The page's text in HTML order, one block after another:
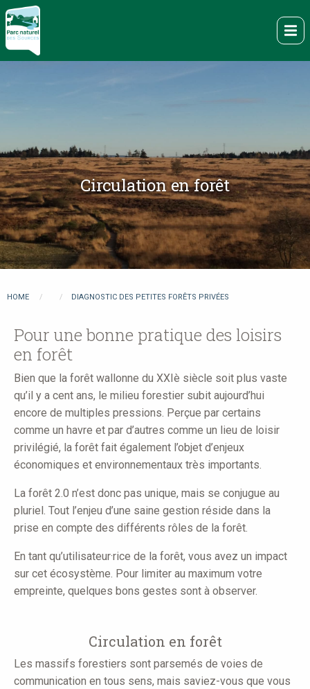
Overslaan
en
naar
de
Circulation en forêt
are
HOME DIAGNOSTIC DES PETITES FORÊTS PRIVÉES
Pour une bonne pratique des loisirs
en forêt
Bien que la forêt wallonne du XXIè siècle soit plus vaste
qu’il y a cent ans, le milieu forestier subit aujourd’hui
encore de multiples pressions. Perçue par certains
comme un havre et par d’autres comme un lieu de loisir
privilégié, la forêt fait également l’objet d’enjeux
économiques et environnementaux très importants.
La forêt 2.0 n’est donc pas unique, mais se conjugue au
pluriel. Tout l’enjeu d’une saine gestion réside dans la
prise en compte des différents rôles de la forêt.
En tant qu’utilisateur·rice de la forêt, vous avez un impact
sur cet écosystème. Pour limiter au maximum votre
empreinte, quelques bons gestes sont à observer.
Circulation en forêt
Les massifs forestiers sont parsemés de voies de
communication en tous sens, mais saviez-vous que vous